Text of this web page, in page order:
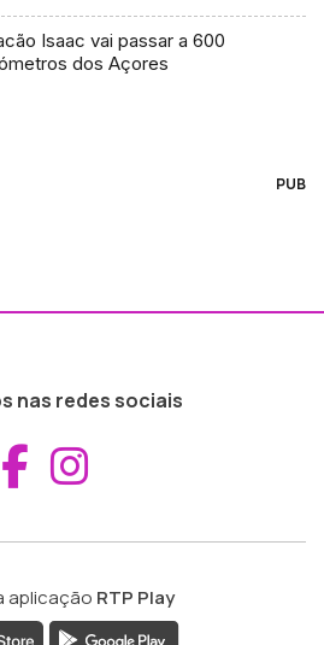
Isaac vai passar a 600
dos Açores
PUB
nas redes sociais
Aceder ao
aplicação RTP Play